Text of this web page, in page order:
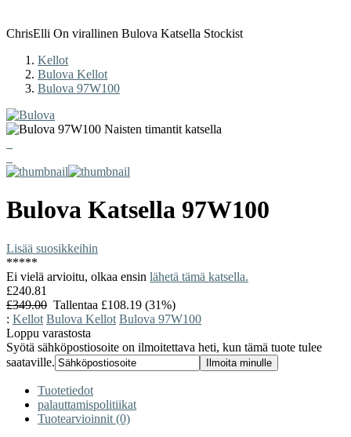
ChrisElli On virallinen Bulova Katsella Stockist
Kellot
Bulova Kellot
Bulova 97W100
Bulova Katsella 97W100
Lisää suosikkeihin
*****
Ei vielä arvioitu, olkaa ensin lähetä tämä katsella.
£240.81
£349.00 Tallentaa £108.19 (31%)
: Kellot Bulova Kellot Bulova 97W100
Loppu varastosta
Syötä sähköpostiosoite on ilmoitettava heti, kun tämä tuote tulee
saataville.
Tuotetiedot
palauttamispolitiikat
Tuotearvioinnit (0)